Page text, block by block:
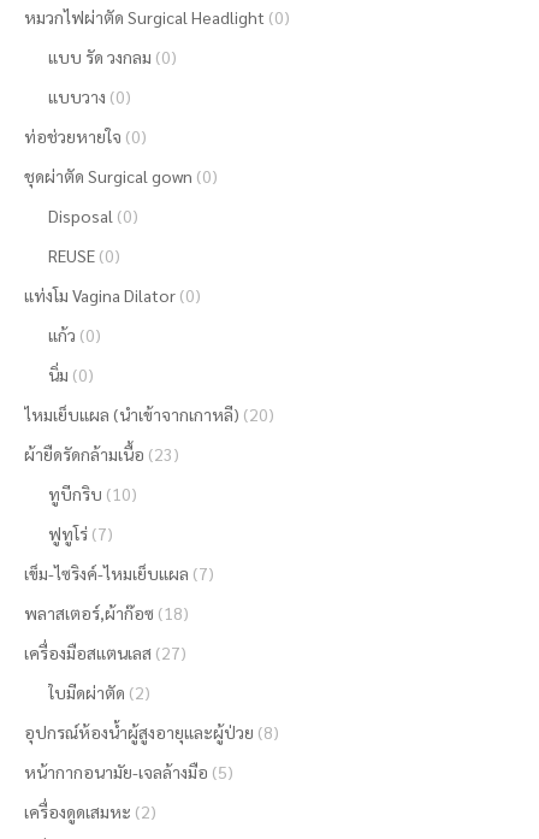
หมวกไฟผ่าตัด Surgical Headlight (0)
แบบ รัด วงกลม (0)
แบบวาง (0)
ท่อช่วยหายใจ (0)
ชุดผ่าตัด Surgical gown (0)
Disposal (0)
REUSE (0)
แท่งโม Vagina Dilator (0)
แก้ว (0)
นิ่ม (0)
ไหมเย็บแผล (นำเข้าจากเกาหลี) (20)
ผ้ายืดรัดกล้ามเนื้อ (23)
ทูบีกริบ (10)
ฟูทูโร่ (7)
เข็ม-ไซริงค์-ไหมเย็บแผล (7)
พลาสเตอร์,ผ้าก๊อซ (18)
เครื่องมือสแตนเลส (27)
ใบมีดผ่าตัด (2)
อุปกรณ์ห้องน้ำผู้สูงอายุและผู้ป่วย (8)
หน้ากากอนามัย-เจลล้างมือ (5)
เครื่องดูดเสมหะ (2)